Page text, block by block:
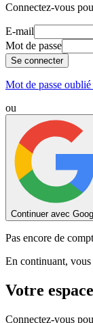
Connectez-vous
E-mail
Mot de passe
Se connecter
Mot de passe oublié
ou
Continuer avec
Pas encore de
En continuant,
Votre
Connectez-vous